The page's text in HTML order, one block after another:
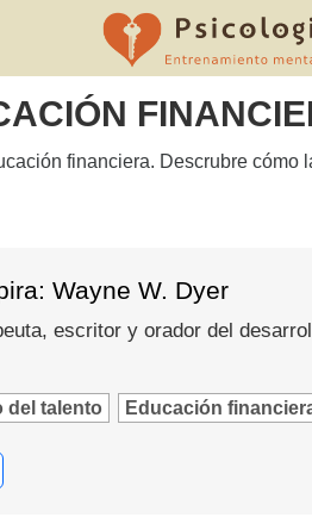
financiera. Descrubre
Wayne W. Dyer
escritor y orador del
del talento Educación